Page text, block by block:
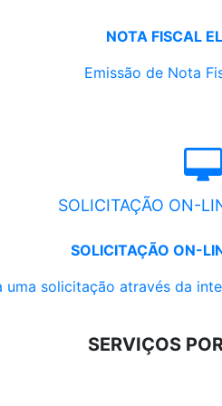
NOTA FISCAL
Emissão de Nota
SOLICITAÇÃO ON-
SOLICITAÇÃO ON-
uma solicitação através da
SERVIÇOS